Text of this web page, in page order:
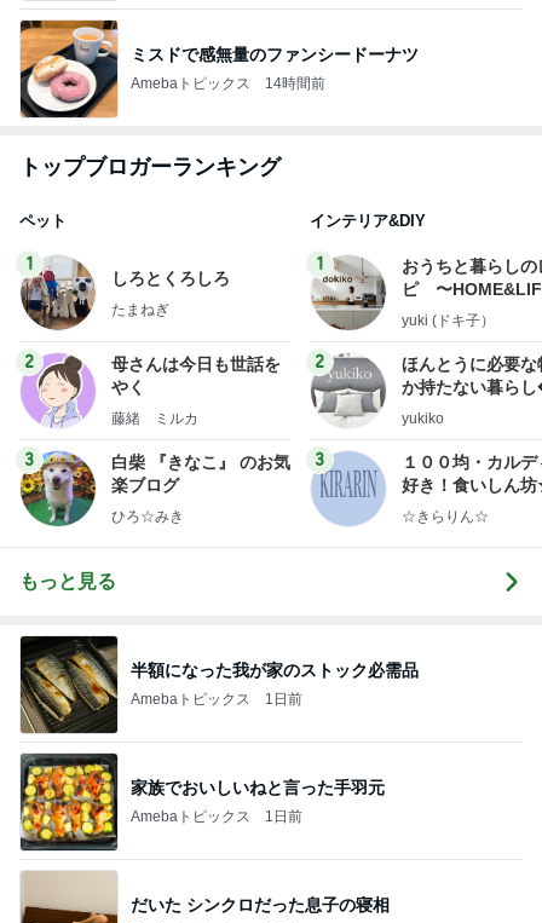
ミスドで感無量のファンシードーナツ
Amebaトピックス 14時間前
トップブロガーランキング
ペット
1
しろとくろしろ
たまねぎ
2
母さんは今日も世話を
やく
藤緒 ミルカ
3
白柴 『きなこ』 のお気
楽ブログ
ひろ☆みき
インテリア&DIY
1
おうちと暮らしの
ピ 〜
yuki (ドキ子）
2
ほんとうに必要な
か持たない暮ら
ep Life Simple◆
yukiko
3
１００均・カルデ
好き！食いしん
らりん☆のブログ
☆きらりん☆
もっと見る
半額になった我が家のストック必需品
Amebaトピックス 1日前
家族でおいしいねと言った手羽元
Amebaトピックス 1日前
だいた シンクロだった息子の寝相